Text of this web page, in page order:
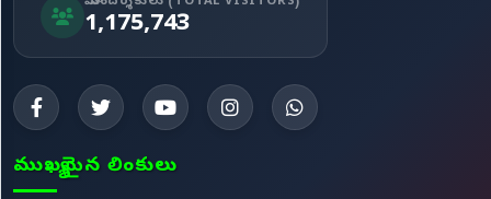
1,175,743
ముఖ్యమైన లింకులు